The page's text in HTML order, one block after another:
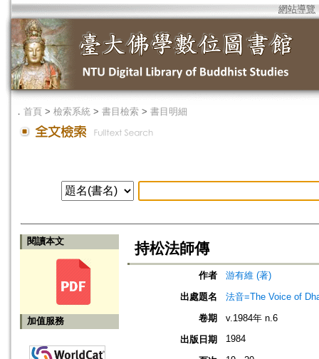
網站導覽
． 首頁 > 檢索系統 > 書目檢索 > 書目明細
閱讀本文
加值服務
持松法師傳
作者
游有維 (著)
出處題名
法音=The Voice of
卷期
v.1984年 n.6
出版日期
1984